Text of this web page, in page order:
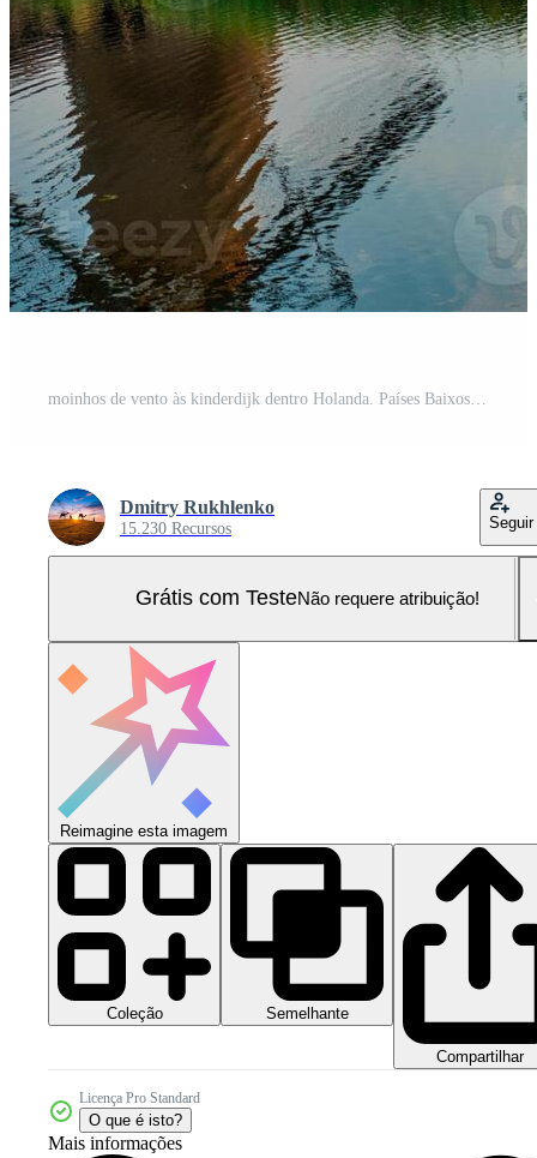
Dmitry Rukhlenko
15.230 Recursos Seguir
Grátis com TesteNão requere atribuição!
Reimagine esta imagem
Coleção Semelhante
Compartilhar
Licença Pro Standard
O que é isto?
Mais informações